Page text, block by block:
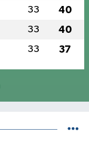
33 40
33 40
33 37